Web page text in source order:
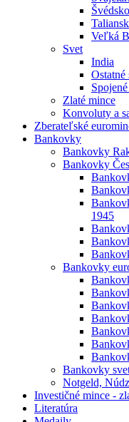
Švédsko
Veľká
Svet
India
Zlaté mince
Konvoluty a
Zberateľské
Bankovky
Bankovky
Bankovky
1945
Bankovky
Bankovky
Notgeld,
Investičné mince -
Literatúra